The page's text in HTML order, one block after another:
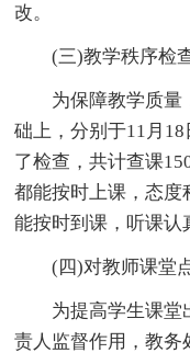
改。
(三)教学秩序检
为保障教学质量
础上，分别于11月
了检查，共计查课
都能按时上课，态
能按时到课，听课认
(四)对教师课堂点
为提高学生课堂
责人监督作用，教务